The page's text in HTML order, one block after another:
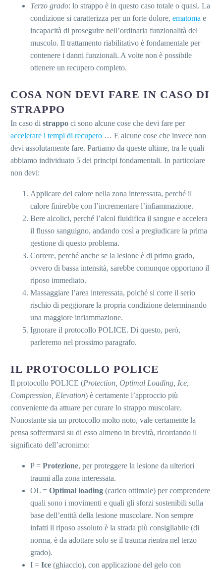
Terzo grado: lo strappo è in questo caso totale o quasi. La
condizione si caratterizza per un forte dolore, ematoma e
incapacità di proseguire nell’ordinaria funzionalità del
muscolo. Il trattamento riabilitativo è fondamentale per
contenere i danni funzionali. A volte non è possibile
ottenere un recupero completo.
COSA NON DEVI FARE IN CASO DI
STRAPPO
In caso di strappo ci sono alcune cose che devi fare per
accelerare i tempi di recupero … E alcune cose che invece non
devi assolutamente fare. Partiamo da queste ultime, tra le quali
abbiamo individuato 5 dei principi fondamentali. In particolare
non devi:
Applicare del calore nella zona interessata, perché il
calore finirebbe con l’incrementare l’infiammazione.
Bere alcolici, perché l’alcol fluidifica il sangue e accelera
il flusso sanguigno, andando così a pregiudicare la prima
gestione di questo problema.
Correre, perché anche se la lesione è di primo grado,
ovvero di bassa intensità, sarebbe comunque opportuno il
riposo immediato.
Massaggiare l’area interessata, poiché si corre il serio
rischio di peggiorare la propria condizione determinando
una maggiore infiammazione.
Ignorare il protocollo POLICE. Di questo, però,
parleremo nel prossimo paragrafo.
IL PROTOCOLLO POLICE
Il protocollo POLICE (Protection, Optimal Loading, Ice,
Compression, Elevation) è certamente l’approccio più
conveniente da attuare per curare lo strappo muscolare.
Nonostante sia un protocollo molto noto, vale certamente la
pensa soffermarsi su di esso almeno in brevità, ricordando il
significato dell’acronimo:
P = Protezione, per proteggere la lesione da ulteriori
traumi alla zona interessata.
OL = Optimal loading (carico ottimale) per comprendere
quali sono i movimenti e quali gli sforzi sostenibili sulla
base dell’entità della lesione muscolare. Non sempre
infatti il riposo assoluto è la strada più consigliabile (di
norma, è da adottare solo se il trauma rientra nel terzo
grado).
I = Ice (ghiaccio), con applicazione del gelo con